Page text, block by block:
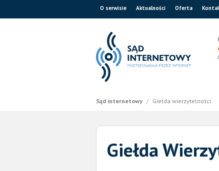
O serwisie Aktualności Oferta
Sąd internetowy / Giełda wierzytelności
Giełda